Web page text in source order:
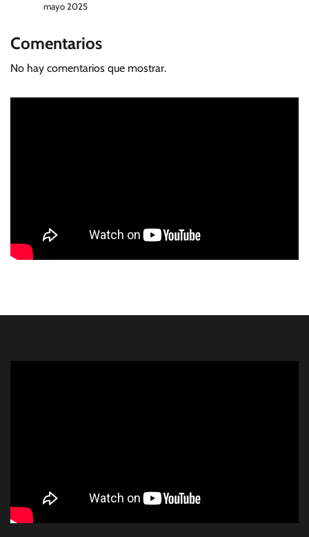
mayo 2025
Comentarios
No hay comentarios que mostrar.